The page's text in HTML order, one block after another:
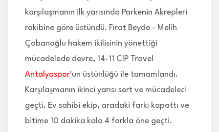
karşılaşmanın ilk yarısında Parkenin Akrepleri
rakibine göre üstündü. Fırat Beyde - Melih
Çobanoğlu hakem ikilisinin yönettiği
mücadelede devre, 14-11 CIP Travel
Antalyaspor'un üstünlüğü ile tamamlandı.
Karşılaşmanın ikinci yarısı sert ve mücadeleci
geçti. Ev sahibi ekip, aradaki farkı kapattı ve
bitime 10 dakika kala 4 farkla öne geçti.